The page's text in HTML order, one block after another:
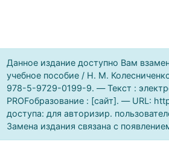
Данное издание доступно Вам
учебное пособие / Н. М.
978-5-9729-0199-9. — Текст :
PROFобразование : [сайт]. — URL:
доступа: для авторизир.
Замена издания связана с